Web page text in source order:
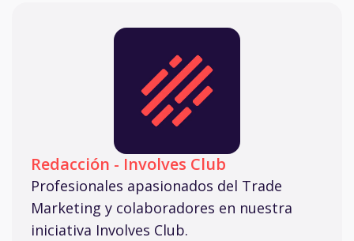
Redacción - Involves Club
Profesionales apasionados del Trade
Marketing y colaboradores en nuestra
iniciativa Involves Club.